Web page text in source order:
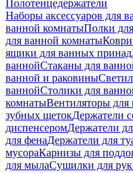
Полотенцедержатели
Наборы аксессуаров для
ванной комнатыПолки
для ванной комнаты
ящики для ванных
ваннойСтаканы для
ванной и раковины
ваннойСтолики для
комнатыВентиляторы
зубных щетокДержатели
диспенсеромДержатели
для фенаДержатели для
мусораКарнизы для
для мылаСушилки для рук